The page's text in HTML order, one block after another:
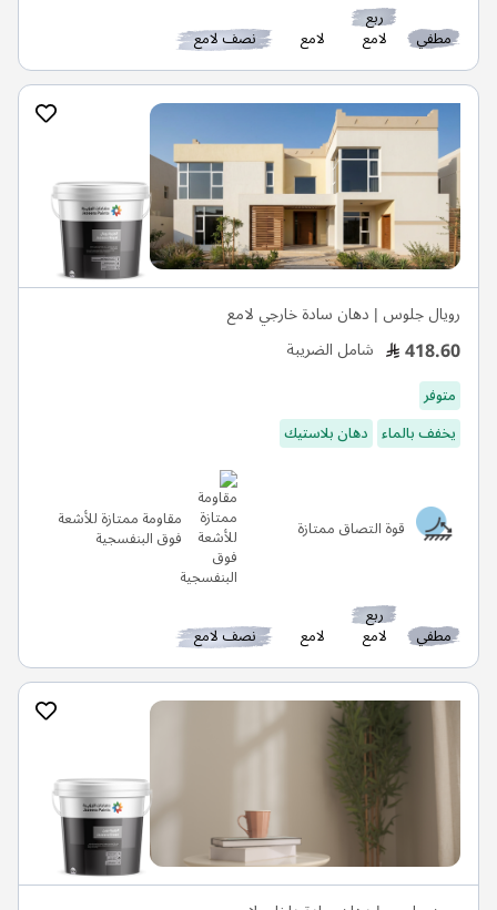
مطفي
ربع
لامع لامع نصف لامع
رويال جلوس | دهان سادة خارجي لامع
418.60 شامل الضريبة
متوفر
يخفف بالماء دهان بلاستيك
قوة التصاق ممتازة مقاومة ممتازة للأشعة
فوق البنفسجية
مطفي
ربع
لامع لامع نصف لامع